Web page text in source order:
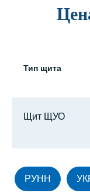
Тип щита
Щит ЩУО
РУНН